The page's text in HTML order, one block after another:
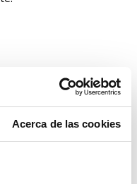
Acerca de las cookies